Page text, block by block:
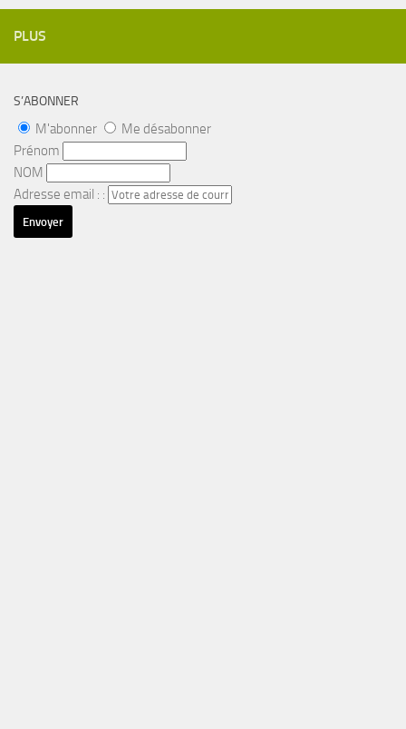
PLUS
S’ABONNER
M'abonner
Me désabonner
Prénom
NOM
Adresse email : :